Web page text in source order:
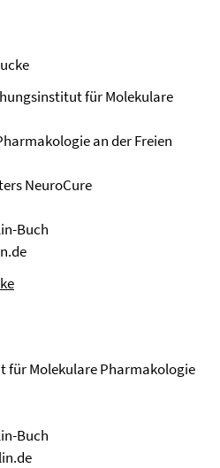
für Molekulare
an der Freien
NeuroCure
Buch
für Molekulare Pharmakologie
Buch